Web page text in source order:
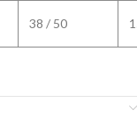
38 / 50